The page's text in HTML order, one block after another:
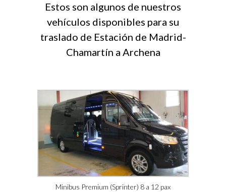
Estos son algunos de nuestros
vehículos disponibles para su
traslado de Estación de Madrid-
Chamartín a Archena
Minibus Premium (Sprinter) 8 a 12 pax